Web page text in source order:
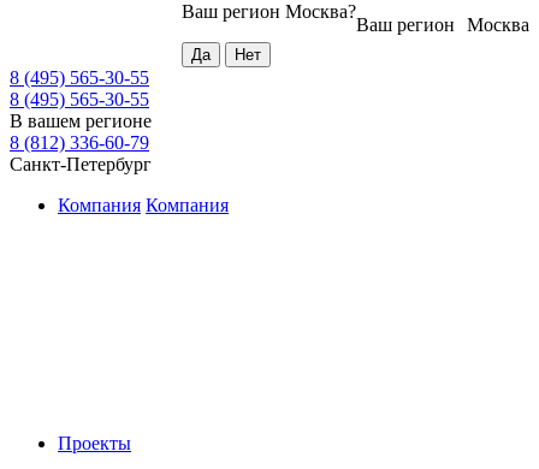
Москва
Ваш регион
Ваш регион Москва?
8 (495) 565-30-55
8 (495) 565-30-55
В вашем регионе
8 (812) 336-60-79
Санкт-Петербург
Компания Компания
Проекты